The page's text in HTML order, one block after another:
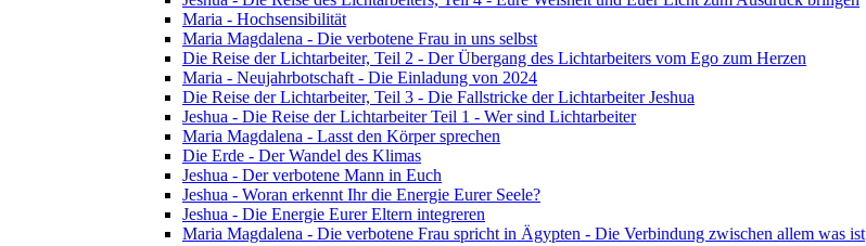
Maria - Hochsensibilität
Maria Magdalena - Die verbotene Frau in uns selbst
Die Reise der Lichtarbeiter, Teil 2 - Der Übergang des Lichtarbeiters vom Ego zum Herzen
Maria - Neujahrbotschaft - Die Einladung von 2024
Die Reise der Lichtarbeiter, Teil 3 - Die Fallstricke der Lichtarbeiter Jeshua
Jeshua - Die Reise der Lichtarbeiter Teil 1 - Wer sind Lichtarbeiter
Maria Magdalena - Lasst den Körper sprechen
Die Erde - Der Wandel des Klimas
Jeshua - Der verbotene Mann in Euch
Jeshua - Woran erkennt Ihr die Energie Eurer Seele?
Jeshua - Die Energie Eurer Eltern integreren
Maria Magdalena - Die verbotene Frau spricht in Ägypten - Die Verbindung zwischen allem was ist